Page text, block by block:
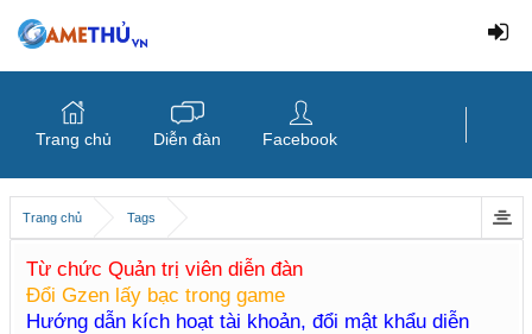
Trang chủ Tags
Từ chức Quản trị viên diễn đàn
Đổi Gzen lấy bạc trong game
Hướng dẫn kích hoạt tài khoản, đổi mật khẩu diễn
Trang chủ Diễn đàn Facebook